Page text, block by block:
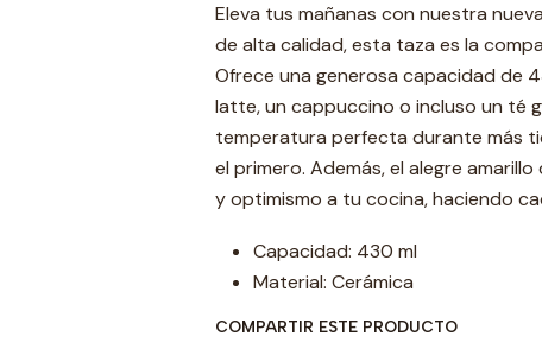
Eleva tus mañanas con nuestra
de alta calidad, esta taza es la
Ofrece una generosa capacidad de
latte, un cappuccino o incluso un té
temperatura perfecta durante más
el primero. Además, el alegre
y optimismo a tu cocina, haciendo
Capacidad: 430 ml
Material: Cerámica
COMPARTIR ESTE PRODUCTO